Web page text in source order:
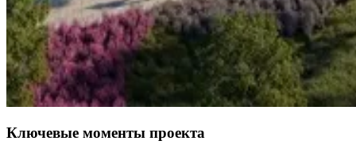
Ключевые моменты проекта